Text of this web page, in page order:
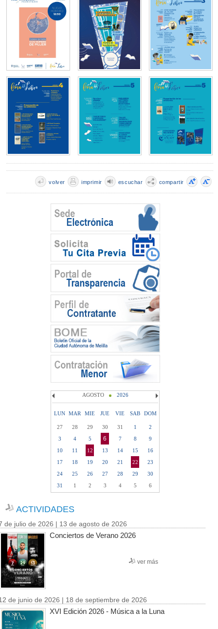
compartir
escuchar
imprimir
volver
AGOSTO 2026
LUN MAR MIE JUE VIE SAB DOM
27 28 29 30 31 1
2
3
4 5 6 7 8
9
10
11 12 13 14 15
16
17
18 19 20 21 22
23
24
25 26 27 28 29
30
31
1 2 3 4 5 6
ACTIVIDADES
de julio de 2026 | 13 de agosto de 2026
Conciertos de Verano 2026
ver más
de junio de 2026 | 18 de septiembre de 2026
XVI Edición 2026 - Música a la Luna